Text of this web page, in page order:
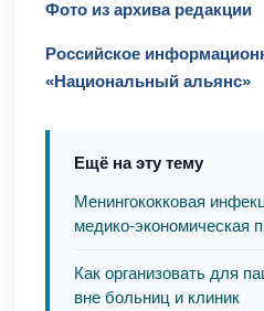
Фото из архива редакции
Российское
«Национальный альянс»
Ещё на эту тему
Менингококковая
медико-экономическая
Как организовать для
вне больниц и клиник